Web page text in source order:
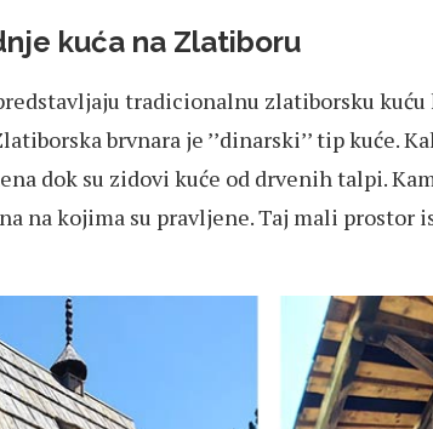
kuća na Zlatiboru
tradicionalnu zlatiborsku kuću
brvnara je ’’dinarski’’ tip kuće.
dok su zidovi kuće od drvenih talpi.
na kojima su pravljene. Taj mali prostor